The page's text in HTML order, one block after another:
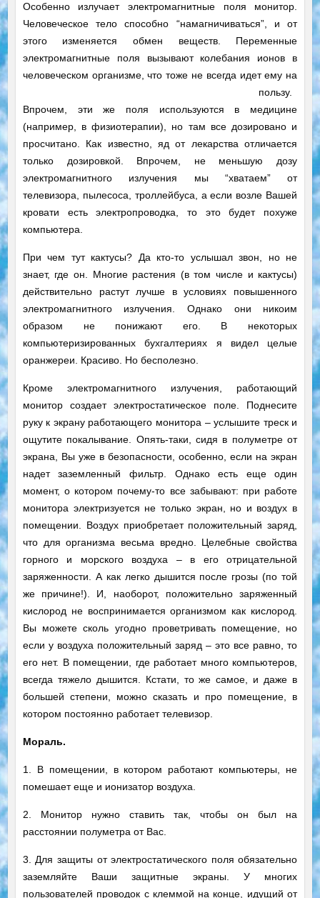
Особенно излучает электромагнитные поля монитор.
Человеческое тело способно “намагничиваться”, и от
этого изменяется обмен веществ. Переменные
электромагнитные поля вызывают колебания ионов в
человеческом организме, что тоже не всегда идет ему на
пользу.
Впрочем, эти же поля используются в медицине
(например, в физиотерапии), но там все дозировано и
просчитано. Как известно, яд от лекарства отличается
только дозировкой. Впрочем, не меньшую дозу
электромагнитного излучения мы “хватаем” от
телевизора, пылесоса, троллейбуса, а если возле Вашей
кровати есть электропроводка, то это будет похуже
компьютера.
При чем тут кактусы? Да кто-то услышал звон, но не
знает, где он. Многие растения (в том числе и кактусы)
действительно растут лучше в условиях повышенного
электромагнитного излучения. Однако они никоим
образом не понижают его. В некоторых
компьютеризированных бухгалтериях я видел целые
оранжереи. Красиво. Но бесполезно.
Кроме электромагнитного излучения, работающий
монитор создает электростатическое поле. Поднесите
руку к экрану работающего монитора – услышите треск и
ощутите покалывание. Опять-таки, сидя в полуметре от
экрана, Вы уже в безопасности, особенно, если на экран
надет заземленный фильтр. Однако есть еще один
момент, о котором почему-то все забывают: при работе
монитора электризуется не только экран, но и воздух в
помещении. Воздух приобретает положительный заряд,
что для организма весьма вредно. Целебные свойства
горного и морского воздуха – в его отрицательной
заряженности. А как легко дышится после грозы (по той
же причине!). И, наоборот, положительно заряженный
кислород не воспринимается организмом как кислород.
Вы можете сколь угодно проветривать помещение, но
если у воздуха положительный заряд – это все равно, то
его нет. В помещении, где работает много компьютеров,
всегда тяжело дышится. Кстати, то же самое, и даже в
большей степени, можно сказать и про помещение, в
котором постоянно работает телевизор.
Мораль.
1. В помещении, в котором работают компьютеры, не
помешает еще и ионизатор воздуха.
2. Монитор нужно ставить так, чтобы он был на
расстоянии полуметра от Вас.
3. Для защиты от электростатического поля обязательно
заземляйте Ваши защитные экраны. У многих
пользователей проводок с клеммой на конце, идущий от